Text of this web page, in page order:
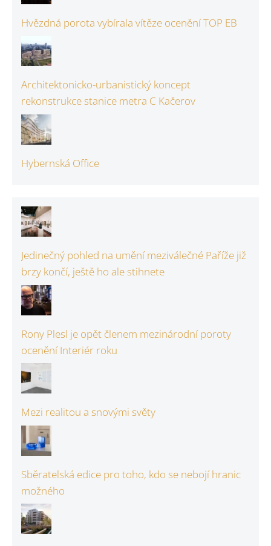
Hvězdná porota vybírala vítěze ocenění TOP EB
Architektonicko-urbanistický koncept
rekonstrukce stanice metra C Kačerov
Hybernská Office
Jedinečný pohled na umění meziválečné Paříže již
brzy končí, ještě ho ale stihnete
Rony Plesl je opět členem mezinárodní poroty
ocenění Interiér roku
Mezi realitou a snovými světy
Sběratelská edice pro toho, kdo se nebojí hranic
možného